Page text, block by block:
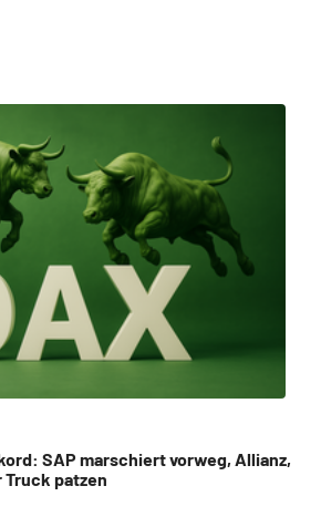
SAP marschiert vorweg, Allianz,
Truck patzen